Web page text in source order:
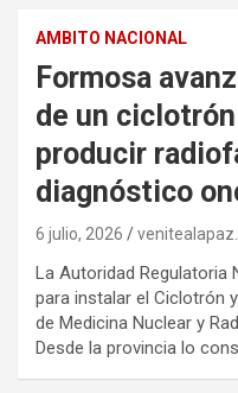
AMBITO NACIONAL
Formosa
de un
producir
diagnóstico
6 julio, 2026
La Autoridad Regulatoria
para instalar el Ciclotrón
de Medicina Nuclear y
Desde la provincia lo